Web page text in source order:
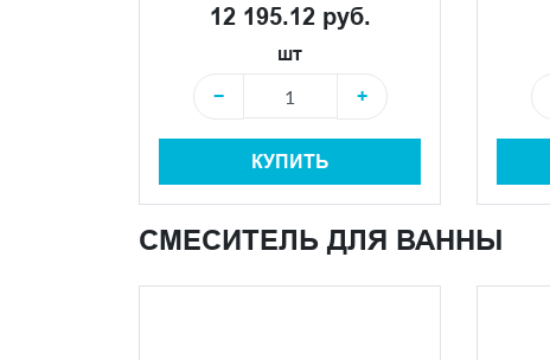
12 195.12 руб.
шт
−
+
КУПИТЬ
СМЕСИТЕЛЬ ДЛЯ ВАННЫ